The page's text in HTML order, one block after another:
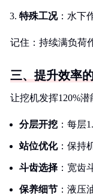
特殊工况：水下
记住：持续满负荷
三、提升效率
让挖机发挥120%潜
分层开挖 ：每层
站位优化：保持
斗齿选择 ：宽齿
保养细节 ：液压